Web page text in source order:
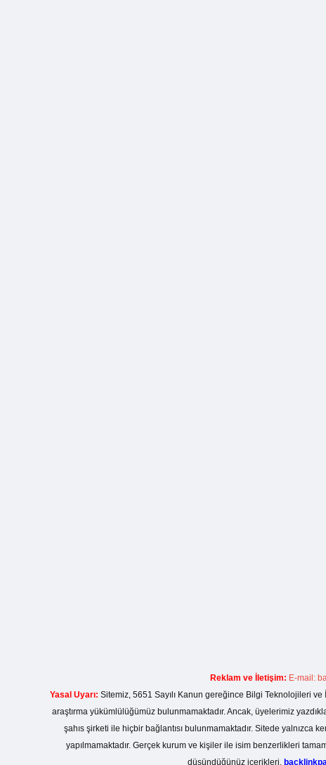
Reklam ve İletişim: E-mail:
Yasal Uyarı: Sitemiz, 5651 Sayılı Kanun gereğince Bilgi Teknolojileri
araştırma yükümlülüğümüz bulunmamaktadır. Ancak, üyelerimiz
şahıs şirketi ile hiçbir bağlantısı bulunmamaktadır. Sitede yalnızca
yapılmamaktadır. Gerçek kurum ve kişiler ile isim benzerlikleri
düşündüğünüz içerikleri,